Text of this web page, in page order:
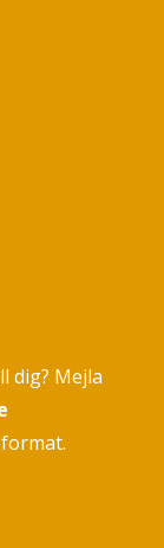
dig? Mejla